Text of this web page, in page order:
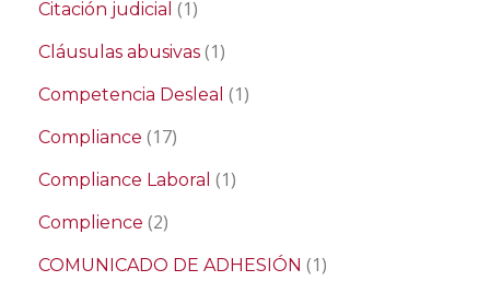
Citación judicial (1)
Cláusulas abusivas (1)
Competencia Desleal (1)
Compliance (17)
Compliance Laboral (1)
Complience (2)
COMUNICADO DE ADHESIÓN (1)